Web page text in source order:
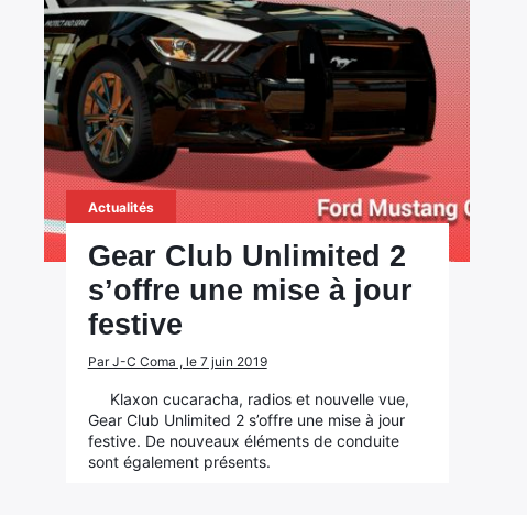
Actualités
Gear Club Unlimited 2
s’offre une mise à jour
festive
Par J-C Coma , le 7 juin 2019
Klaxon cucaracha, radios et nouvelle vue,
Gear Club Unlimited 2 s’offre une mise à jour
festive. De nouveaux éléments de conduite
sont également présents.